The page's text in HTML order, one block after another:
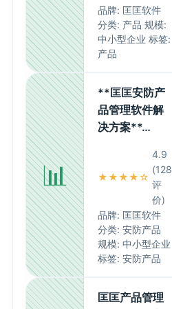
品牌: 匡匡软件
分类: 产品 规模:
中小型企业 标签:
产品
📊
**匡匡安防产
品管理软件解
决方案**…
★★★★☆
4.9
(128
评
价)
品牌: 匡匡软件
分类: 安防产品
规模: 中小型企业
标签: 安防产品
匡匡产品管理